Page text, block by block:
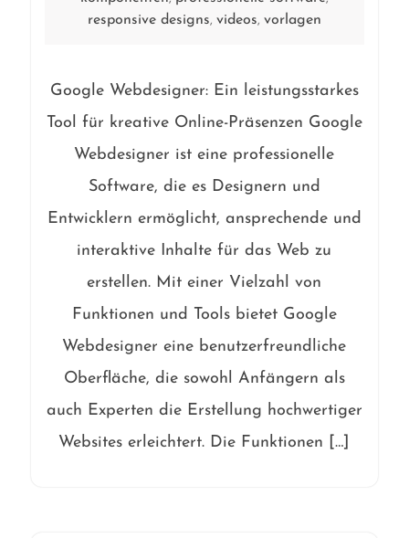
responsive designs, videos, vorlagen
Google Webdesigner: Ein leistungsstarkes
Tool für kreative Online-Präsenzen Google
Webdesigner ist eine professionelle
Software, die es Designern und
Entwicklern ermöglicht, ansprechende und
interaktive Inhalte für das Web zu
erstellen. Mit einer Vielzahl von
Funktionen und Tools bietet Google
Webdesigner eine benutzerfreundliche
Oberfläche, die sowohl Anfängern als
auch Experten die Erstellung hochwertiger
Websites erleichtert. Die Funktionen […]